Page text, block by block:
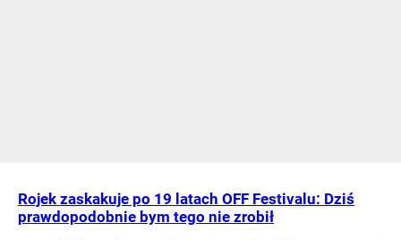
Rojek zaskakuje po 19 latach OFF Festivalu: Dziś
prawdopodobnie bym tego nie zrobił